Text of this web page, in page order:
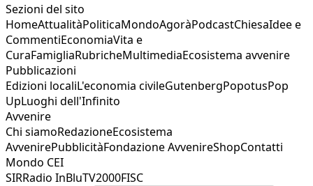
Sezioni del sito
HomeAttualitàPoliticaMondoAgoràPodcastChiesaIdee e
CommentiEconomiaVita e
CuraFamigliaRubricheMultimediaEcosistema avvenire
Pubblicazioni
Edizioni localiL'economia civileGutenbergPopotusPop
UpLuoghi dell'Infinito
Avvenire
Chi siamoRedazioneEcosistema
AvvenirePubblicitàFondazione AvvenireShopContatti
Mondo CEI
SIRRadio InBluTV2000FISC